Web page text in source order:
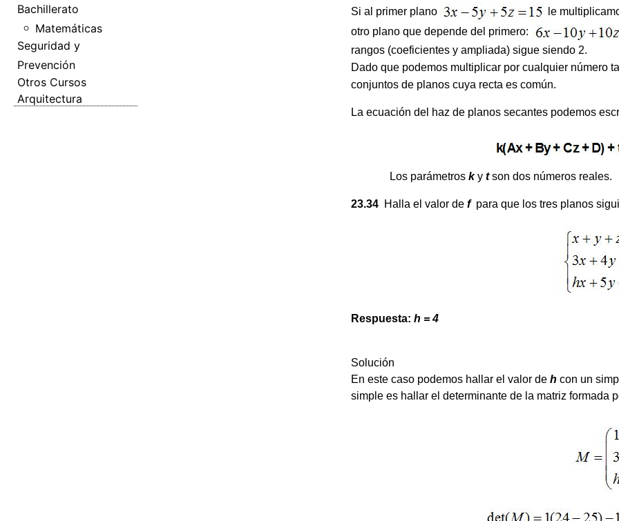
Bachillerato
Matemáticas
Seguridad y
Prevención
Otros Cursos
Arquitectura
Si al primer plano
le
otro plano que depende del primero:
rangos (coeficientes y ampliada) sigue siendo 2.
Dado que podemos multiplicar por cualquier número
conjuntos de planos cuya recta es común.
La ecuación del haz de planos secantes podemos
Los parámetros ky tson dos números reales.
23.34 Halla el valor de fpara que los tres planos
Respuesta: h = 4
Solución
En este caso podemos hallar el valor de h con un
simple es hallar el determinante de la matriz formada